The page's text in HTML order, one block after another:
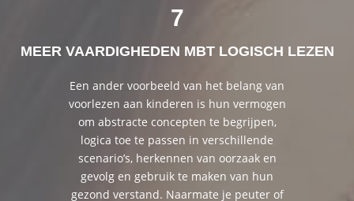
7
MEER VAARDIGHEDEN MBT LOGISCH LEZEN
Een ander voorbeeld van het belang van
voorlezen aan kinderen is hun vermogen
om abstracte concepten te begrijpen,
logica toe te passen in verschillende
scenario’s, herkennen van oorzaak en
gevolg en gebruik te maken van hun
gezond verstand. Naarmate je peuter of